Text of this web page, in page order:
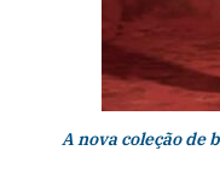
A nova coleção de